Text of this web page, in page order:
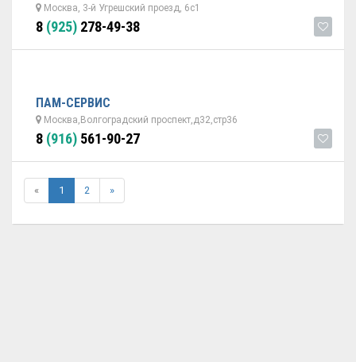
Москва, 3-й Угрешский проезд, 6с1
8 (925) 278-49-38
ПАМ-СЕРВИС
Москва,Волгоградский проспект,д32,стр36
8 (916) 561-90-27
« 1 2 »